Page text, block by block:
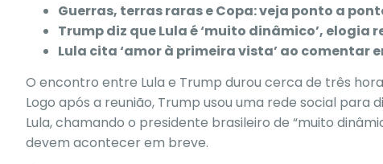
Guerras, terras raras e Copa: veja ponto a
Trump diz que Lula é ‘muito dinâmico’,
Lula cita ‘amor à primeira vista’ ao comentar
O encontro entre Lula e Trump durou cerca de três
Logo após a reunião, Trump usou uma rede social para
Lula, chamando o presidente brasileiro de “muito
devem acontecer em breve.